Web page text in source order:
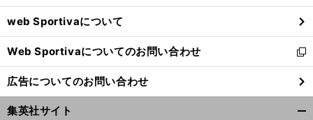
ウ
で
開
く
web Sportivaについて
Web Sportivaについてのお問い合わせ
新
し
い
ウ
ィ
広告についてのお問い合わせ
集英社サイト